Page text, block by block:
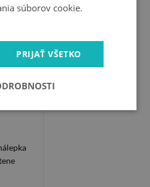
súborov cookie.
PRIJAŤ VŠETKO